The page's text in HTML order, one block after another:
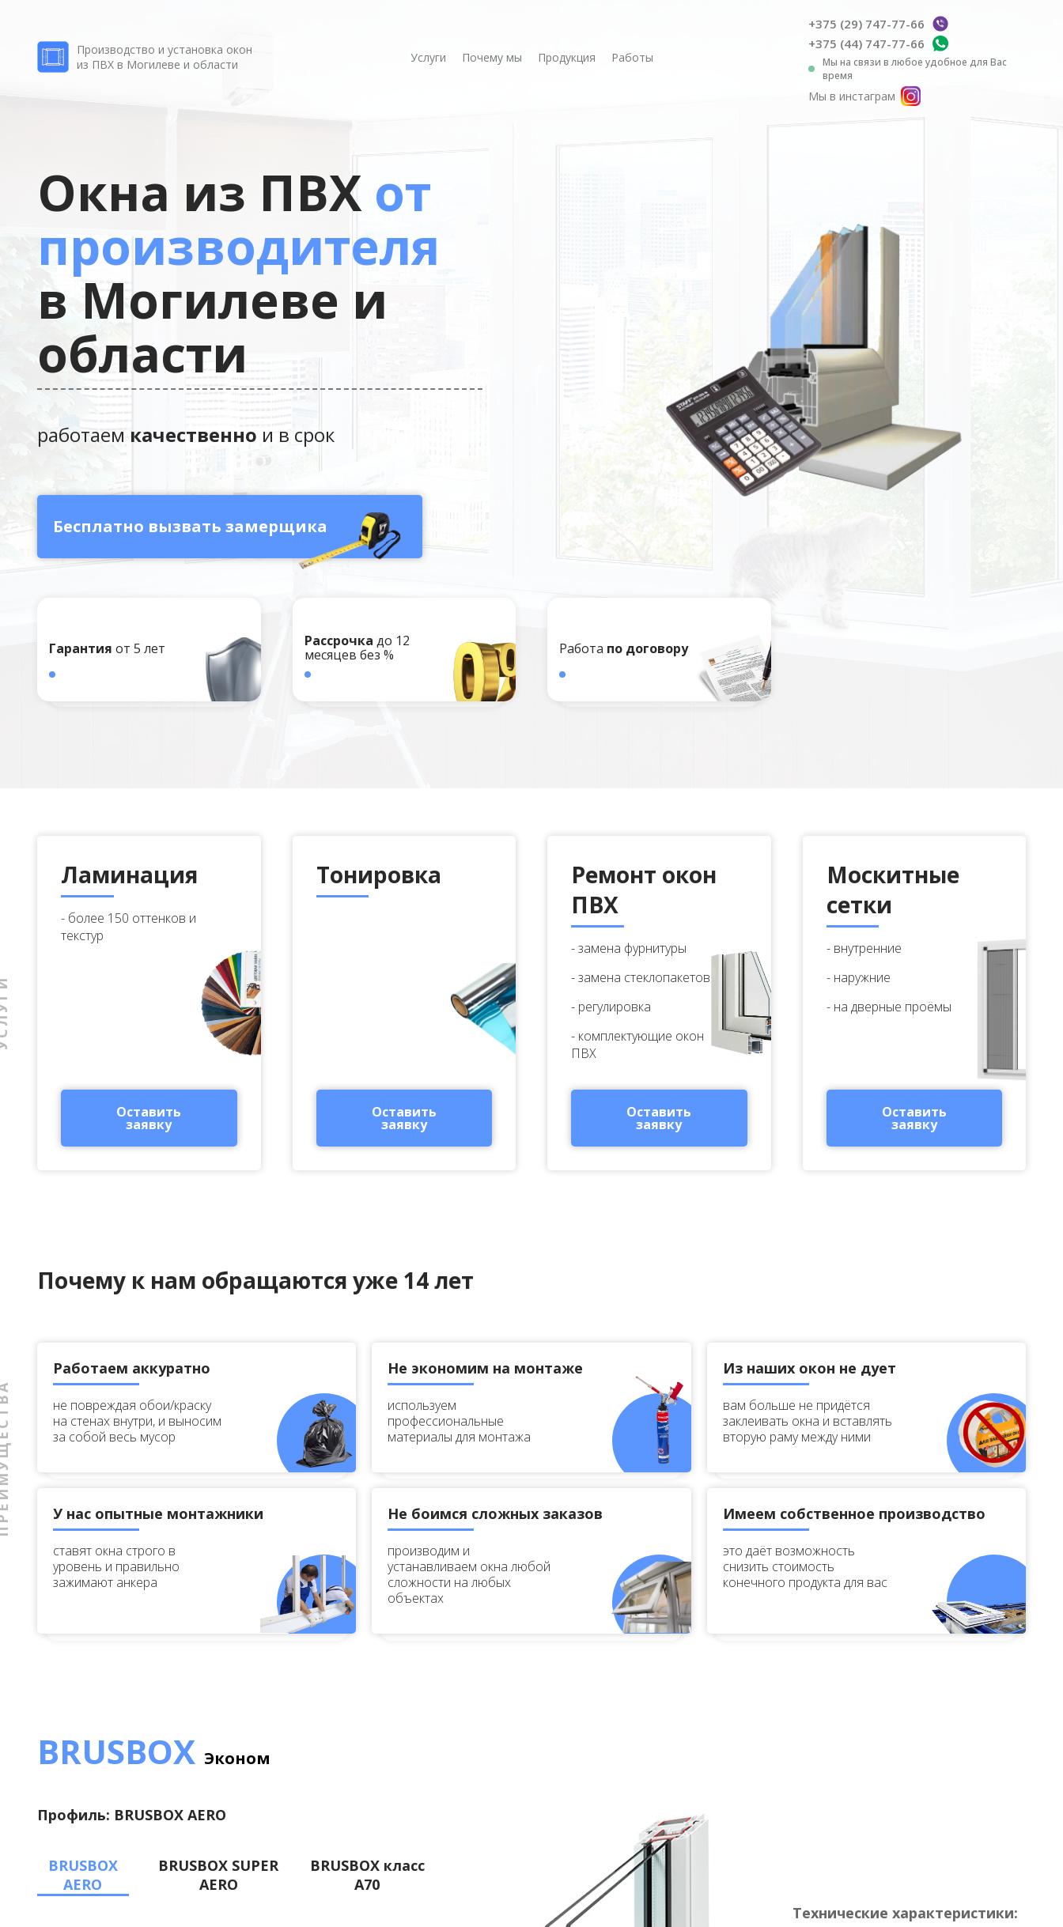
Производство и установка окон
из ПВХ в Могилеве и области
Услуги Почему мы Продукция Работы
+375 (29) 747-77-66
+375 (44) 747-77-66
Мы на связи в любое удобное для Вас
время
Мы в инстаграм
Окна из ПВХ от
производителя
в Могилеве и
области
работаем качественно и в срок
Бесплатно вызвать замерщика
Гарантия от 5 лет Рассрочка до 12
месяцев без %
Работа по договору
Ламинация
- более 150 оттенков и
текстур
Оставить
заявку
Тонировка
Оставить
заявку
Ремонт окон
ПВХ
- замена фурнитуры
- замена стеклопакетов
- регулировка
- комплектующие окон
ПВХ
Оставить
заявку
Москитные
сетки
- внутренние
- наружние
- на дверные проёмы
Оставить
заявку
Почему к нам обращаются уже 14 лет
Работаем аккуратно
не повреждая обои/краску
на стенах внутри, и выносим
за собой весь мусор
Не экономим на монтаже
используем
профессиональные
материалы для монтажа
Из наших окон не дует
вам больше не придётся
заклеивать окна и вставлять
вторую раму между ними
У нас опытные монтажники
ставят окна строго в
уровень и правильно
зажимают анкера
Не боимся сложных заказов
производим и
устанавливаем окна любой
сложности на любых
объектах
Имеем собственное производство
это даёт возможность
снизить стоимость
конечного продукта для вас
BRUSBOX Эконом
Профиль: BRUSBOX AERO
BRUSBOX
AERO
BRUSBOX SUPER
AERO
BRUSBOX класс
A70
Технические характеристики: